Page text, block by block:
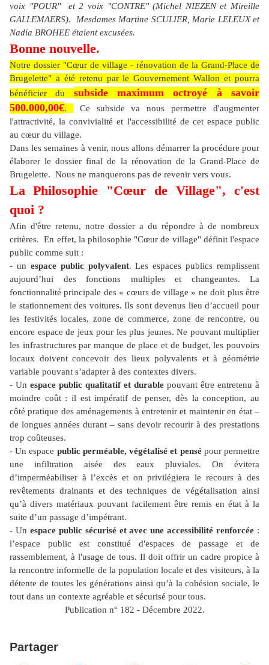
voix "POUR" et 2 voix "CONTRE" (Michel NIEZEN et Mireille
GALLEMAERS). Mesdames Martine SCULIER, Marie LELEUX et
Nadia BROHEE étaient excusées.
Bonne nouvelle.
Notre dossier "Cœur de village - rénovation de la Grand-Place de
Brugelette" a été retenu par le Gouvernement Wallon et pourra
bénéficier du subside maximum octroyé à savoir
500.000,00€.
Ce subside va nous permettre d'augmenter
l'attractivité, la convivialité et l'accessibilité de cet espace public
au cœur du village.
Dans les semaines à venir, nous allons démarrer la procédure pour
élaborer le dossier final de la rénovation de la Grand-Place de
Brugelette. Nous ne manquerons pas de revenir vers vous.
La Philosophie "Cœur de Village", c'est
quoi ?
Afin d'être retenu, notre dossier a du répondre à de nombreux
critères. En effet, la philosophie "Cœur de village" définit l'espace
public comme suit :
- un espace public polyvalent. Les espaces publics remplissent
aujourd’hui des fonctions multiples et changeantes. La
fonctionnalité principale des « cœurs de village » ne doit plus être
le stationnement des voitures. Ils sont devenus lieu d’accueil pour
les festivités locales, zone de commerce, zone de rencontre, ou
encore espace de jeux pour les plus jeunes. Ne pouvant multiplier
les infrastructures par manque de place et de budget, les pouvoirs
locaux doivent concevoir des lieux polyvalents et à géométrie
variable pouvant s’adapter à des contextes divers.
- Un espace public qualitatif et durable pouvant être entretenu à
moindre coût : il est impératif de penser, dès la conception, au
côté pratique des aménagements à entretenir et maintenir en état –
de longues années durant – sans devoir recourir à des prestations
trop coûteuses.
- Un espace public perméable, végétalisé et pensépour permettre
une infiltration aisée des eaux pluviales. On évitera
d’imperméabiliser à l’excès et on privilégiera le recours à des
revêtements drainants et des techniques de végétalisation ainsi
qu’à divers matériaux pouvant facilement être remis en état à la
suite d’un passage d’impétrant.
- Un espace public sécurisé et avec une accessibilité renforcée :
l’espace public est constitué d'espaces de passage et de
rassemblement, à l'usage de tous. Il doit offrir un cadre propice à
la rencontre informelle de la population locale et des visiteurs, à la
détente de toutes les générations ainsi qu’à la cohésion sociale, le
tout dans un contexte agréable et sécurisé pour tous.
Publication n° 182 - Décembre 2022.
Partager